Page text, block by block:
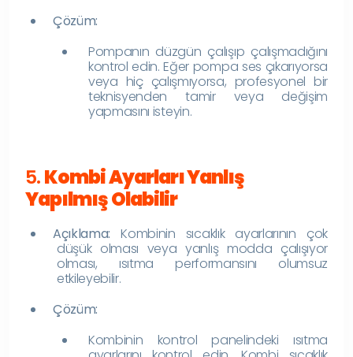
Çözüm:
Pompanın düzgün çalışıp çalışmadığını
kontrol edin. Eğer pompa ses çıkarıyorsa
veya hiç çalışmıyorsa, profesyonel bir
teknisyenden tamir veya değişim
yapmasını isteyin.
5.Kombi Ayarları Yanlış
Yapılmış Olabilir
Açıklama: Kombinin sıcaklık ayarlarının çok
düşük olması veya yanlış modda çalışıyor
olması, ısıtma performansını olumsuz
etkileyebilir.
Çözüm:
Kombinin kontrol panelindeki ısıtma